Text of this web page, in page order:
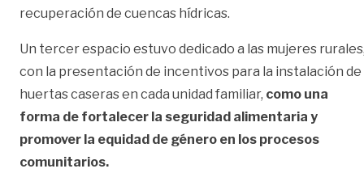
recuperación de cuencas hídricas.
Un tercer espacio estuvo dedicado a las mujeres
con la presentación de incentivos para la instalación de
huertas caseras en cada unidad familiar, como una
forma de fortalecer la seguridad alimentaria y
promover la equidad de género en los procesos
comunitarios.